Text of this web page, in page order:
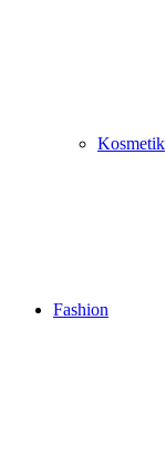
Kosmetik
Fashion